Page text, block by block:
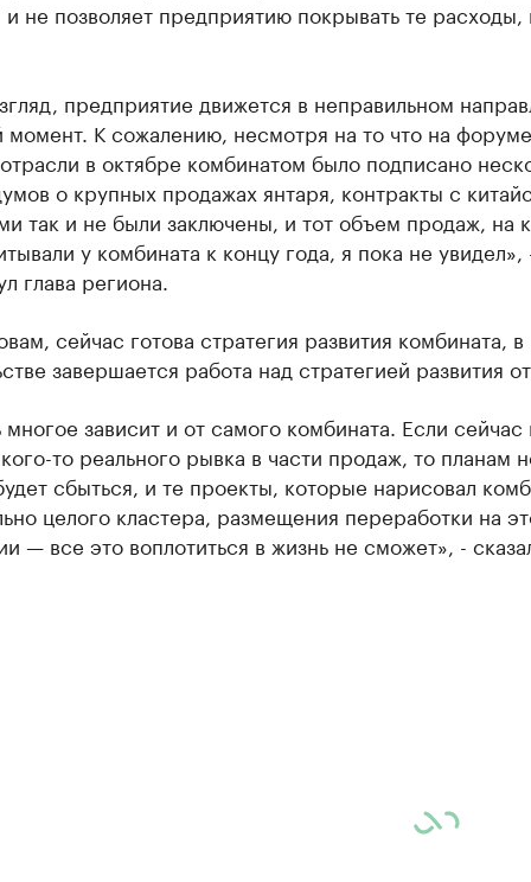
не позволяет предприятию покрывать те расходы,
предприятие движется в неправильном
момент. К сожалению, несмотря на то что на форуме
в октябре комбинатом было подписано
о крупных продажах янтаря, контракты с
так и не были заключены, и тот объем продаж, на
у комбината к концу года, я пока не увидел»,
глава региона.
сейчас готова стратегия развития комбината, в
завершается работа над стратегией развития
зависит и от самого комбината. Если
то реального рывка в части продаж, то планам
сбыться, и те проекты, которые нарисовал
целого кластера, размещения переработки на
— все это воплотиться в жизнь не сможет», -